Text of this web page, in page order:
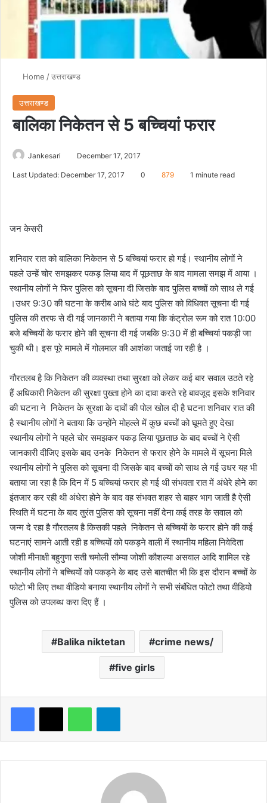
Home /उत्तराखण्ड
उत्तराखण्ड
बालिका निकेतन से 5 बच्चियां फरार
Jankesari December 17, 2017
Last Updated: December 17, 2017 0 879 1 minute read
जन केसरी
शनिवार रात को बालिका निकेतन से 5 बच्चियां फरार हो गई। स्थानीय लोगों ने
पहले उन्हें चोर समझकर पकड़ लिया बाद में पूछताछ के बाद मामला समझ में आया ।
स्थानीय लोगों ने फिर पुलिस को सूचना दी जिसके बाद पुलिस बच्चों को साथ ले गई
।उधर 9:30 की घटना के करीब आधे घंटे बाद पुलिस को विधिवत सूचना दी गई
पुलिस की तरफ से दी गई जानकारी ने बताया गया कि कंट्रोल रूम को रात 10:00
बजे बच्चियों के फरार होने की सूचना दी गई जबकि 9:30 में ही बच्चियां पकड़ी जा
चुकी थी। इस पूरे मामले में गोलमाल की आशंका जताई जा रही है ।
गौरतलब है कि निकेतन की व्यवस्था तथा सुरक्षा को लेकर कई बार सवाल उठते रहे
हैं अधिकारी निकेतन की सुरक्षा पुख्ता होने का दावा करते रहे बावजूद इसके शनिवार
की घटना ने निकेतन के सुरक्षा के दावों की पोल खोल दी है घटना शनिवार रात की
है स्थानीय लोगों ने बताया कि उन्होंने मोहल्ले में कुछ बच्चों को घूमते हुए देखा
स्थानीय लोगों ने पहले चोर समझकर पकड़ लिया पूछताछ के बाद बच्चों ने ऐसी
जानकारी दीजिए इसके बाद उनके निकेतन से फरार होने के मामले में सूचना मिले
स्थानीय लोगों ने पुलिस को सूचना दी जिसके बाद बच्चों को साथ ले गई उधर यह भी
बताया जा रहा है कि दिन में 5 बच्चियां फरार हो गई थी संभवता रात में अंधेरे होने का
इंतजार कर रही थी अंधेरा होने के बाद वह संभवत शहर से बाहर भाग जाती है ऐसी
स्थिति में घटना के बाद तुरंत पुलिस को सूचना नहीं देना कई तरह के सवाल को
जन्म दे रहा है गौरतलब है किसकी पहले निकेतन से बच्चियों के फरार होने की कई
घटनाएं सामने आती रही ह बच्चियों को पकड़ने वाली में स्थानीय महिला निवेदिता
जोशी मीनाक्षी बहुगुणा सती चमोली सौम्या जोशी कौशल्या असवाल आदि शामिल रहे
स्थानीय लोगों ने बच्चियों को पकड़ने के बाद उसे बातचीत भी कि इस दौरान बच्चों के
फोटो भी लिए तथा वीडियो बनाया स्थानीय लोगों ने सभी संबंधित फोटो तथा वीडियो
पुलिस को उपलब्ध करा दिए हैं ।
Balika niktetan crime news/
five girls